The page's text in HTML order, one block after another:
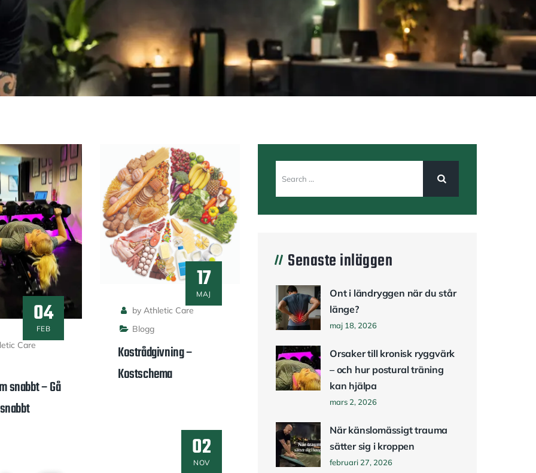
04
FEB
Care
snabbt – Gå
17
MAJ
by Athletic Care
Blogg
Kostrådgivning –
Kostschema
02
NOV
Senaste inläggen
Ont i ländryggen när du står
länge?
maj 18, 2026
Orsaker till kronisk ryggvärk
– och hur postural träning
kan hjälpa
mars 2, 2026
När känslomässigt trauma
sätter sig i kroppen
februari 27, 2026